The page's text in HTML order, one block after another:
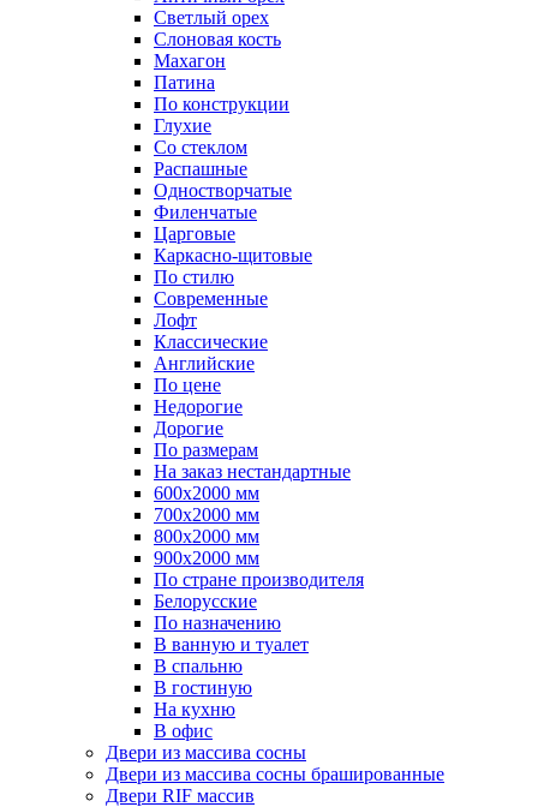
Светлый орех
Слоновая кость
Махагон
Патина
По конструкции
Глухие
Со стеклом
Распашные
Одностворчатые
Филенчатые
Царговые
Каркасно-щитовые
По стилю
Современные
Лофт
Классические
Английские
По цене
Недорогие
Дорогие
По размерам
На заказ нестандартные
600х2000 мм
700х2000 мм
800х2000 мм
900х2000 мм
По стране производителя
Белорусские
По назначению
В ванную и туалет
В спальню
В гостиную
На кухню
В офис
Двери из массива сосны
Двери из массива сосны брашированные
Двери RIF массив